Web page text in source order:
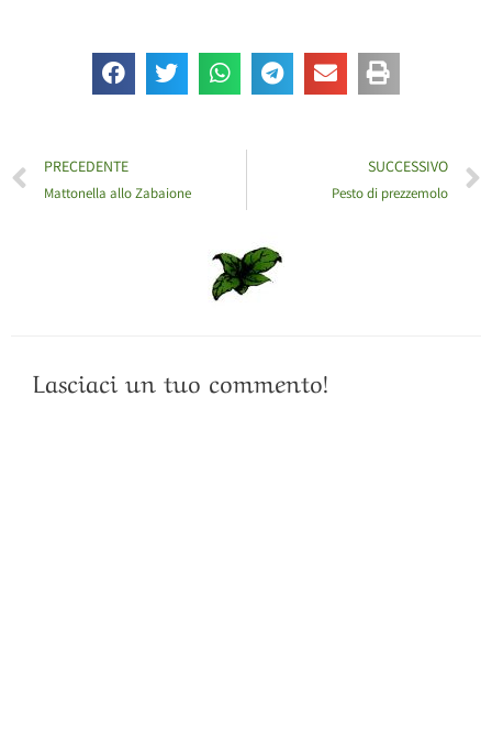
PRECEDENTE
Mattonella allo Zabaione
SUCCESSIVO
Pesto di prezzemolo
Lasciaci un tuo commento!